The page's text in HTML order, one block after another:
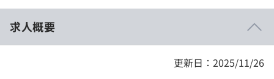
契約内容・クーポン
求人概要
更新日：2025/11/26